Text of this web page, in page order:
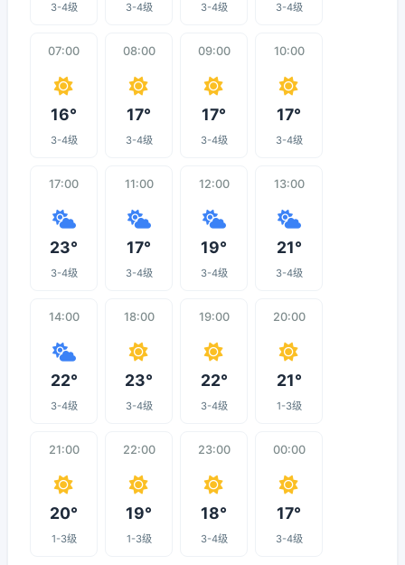
3-4级 3-4级 3-4级 3-4级
07:00
16°
3-4级
08:00
17°
3-4级
09:00
17°
3-4级
10:00
17°
3-4级
17:00
23°
3-4级
11:00
17°
3-4级
12:00
19°
3-4级
13:00
21°
3-4级
14:00
22°
3-4级
18:00
23°
3-4级
19:00
22°
3-4级
20:00
21°
1-3级
21:00
20°
1-3级
22:00
19°
1-3级
23:00
18°
3-4级
00:00
17°
3-4级